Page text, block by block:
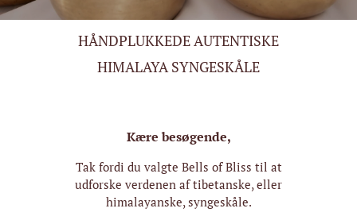
HÅNDPLUKKEDE AUTENTISKE
HIMALAYA SYNGESKÅLE
Kære besøgende,
Tak fordi du valgte Bells of Bliss til at
udforske verdenen af tibetanske, eller
himalayanske, syngeskåle.